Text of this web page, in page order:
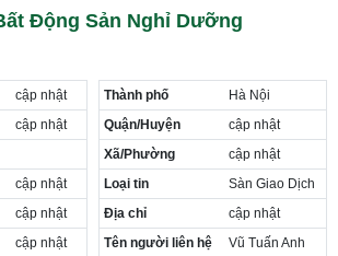
tại Phường Hà Đông
Phường Yên Hòa
Phường Nghĩa Độ
Phường Phương Liệt
tại Phường Khương Đình
Phường Yên Sở
Phường Hoàng Liệt
Phường Định Công
Động Sản Nghỉ Dưỡng
cập nhật
cập nhật
cập nhật
cập nhật
cập nhật
Thành phố
Hà Nội
Quận/Huyện
cập nhật
Xã/Phường
cập nhật
Loại tin
Sàn Giao Dịch
Địa chỉ
cập nhật
Tên người liên hệ
Vũ Tuấn Anh